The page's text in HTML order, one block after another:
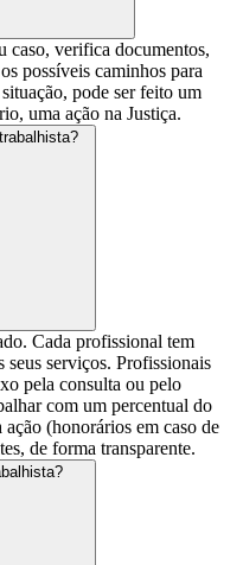
caso, verifica documentos,
possíveis caminhos para
pode ser feito um
uma ação na Justiça.
Cada profissional tem
seus serviços. Profissionais
pela consulta ou pelo
com um percentual do
(honorários em caso de
de forma transparente.